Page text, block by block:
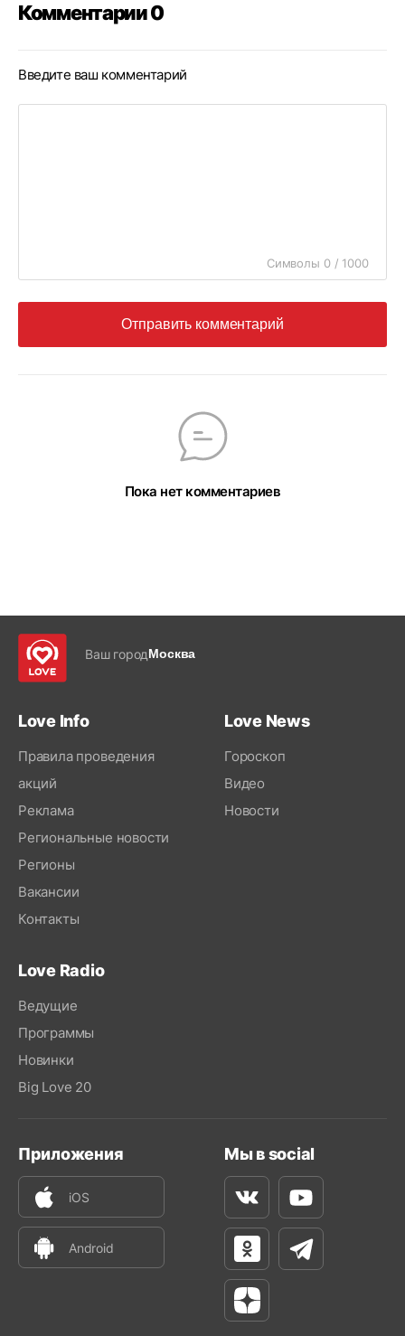
Комментарии 0
Введите ваш комментарий
Символы 0 / 1000
Отправить комментарий
Пока нет комментариев
Ваш городМосква
Love Info
Правила проведения
акций
Реклама
Региональные новости
Регионы
Вакансии
Контакты
Love News
Гороскоп
Видео
Новости
Love Radio
Ведущие
Программы
Новинки
Big Love 20
Приложения
iOS
Android
Мы в social
ВконтактеYoutube
Одноклассники
Телеграм
Яндекс Дзен